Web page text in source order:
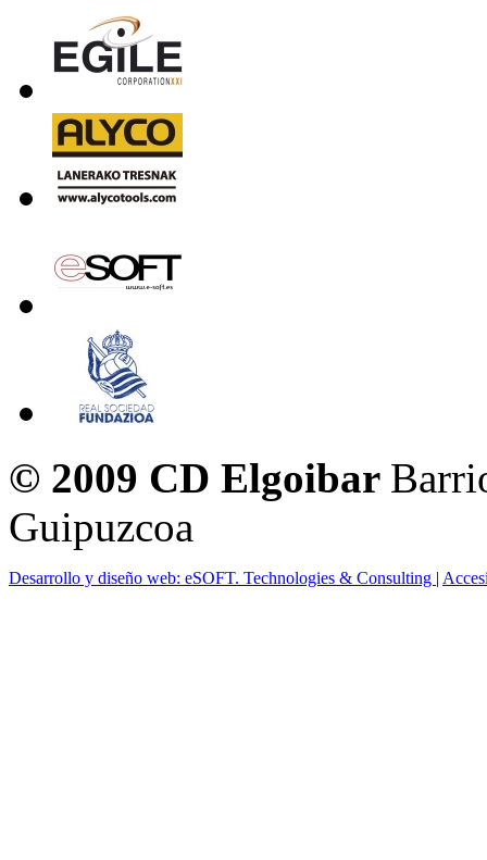
© 2009 CD Elgoibar
Guipuzcoa
Desarrollo y diseño web: eSOFT. Technologies & Consulting |